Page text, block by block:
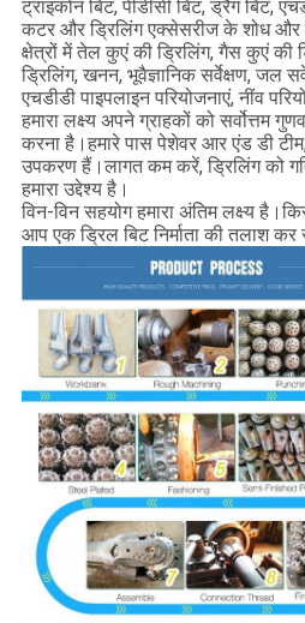
ट्राइकोन बिट, पीडीसी बिट, ड्रैग बिट,
कटर और ड्रिलिंग एक्सेसरीज के शोध और
क्षेत्रों में तेल कुएं की ड्रिलिंग, गैस कुएं की
ड्रिलिंग, खनन, भूवैज्ञानिक सर्वेक्षण, जल
एचडीडी पाइपलाइन परियोजनाएं, नींव
हमारा लक्ष्य अपने ग्राहकों को सर्वोत्तम
करना है।हमारे पास पेशेवर आर एंड डी
उपकरण हैं।लागत कम करें, ड्रिलिंग को
हमारा उद्देश्य है।
विन-विन सहयोग हमारा अंतिम लक्ष्य
आप एक ड्रिल बिट निर्माता की तलाश कर